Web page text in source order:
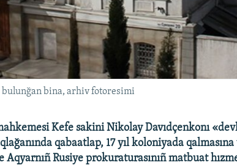
bina, arhiv fotoresimi
Kefe sakini Nikolay Davıdçenkonı
qabaatlap, 17 yıl koloniyada
Aqyarnıñ Rusiye prokuraturasınıñ matbuat